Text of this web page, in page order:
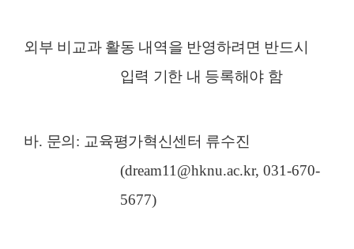
외부 비교과 활동 내역을 반영하려면 반드시
입력 기한 내 등록해야 함
바. 문의 : 교육평가혁신센터 류수진
(dream11@hknu.ac.kr, 031-670-
5677)